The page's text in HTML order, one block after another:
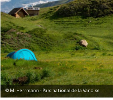
© M. Herrmann - Parc national de la Vanoise